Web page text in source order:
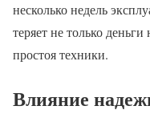
несколько недель
теряет не только
простоя техники.
Влияние